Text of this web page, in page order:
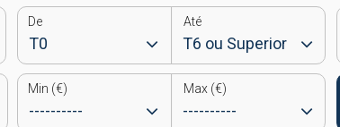
De Até
Min (€) Max (€)